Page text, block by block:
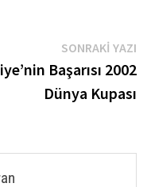
SONRAKI YAZI
Başarısı 2002
Dünya Kupası